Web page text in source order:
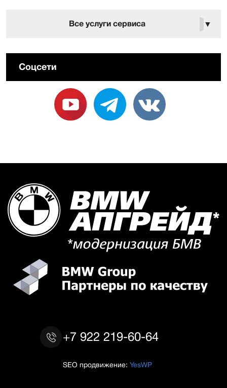
Все услуги сервиса ▼
Соцсети
+7 922 219-60-64
SEO продвижение: YesWP